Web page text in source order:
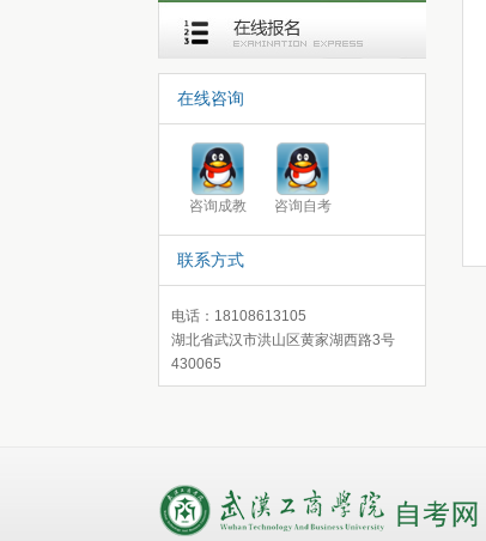
录取查询
在线咨询
咨询成教 咨询自考
联系方式
电话：18108613105
湖北省武汉市洪山区黄家湖西路3号
430065